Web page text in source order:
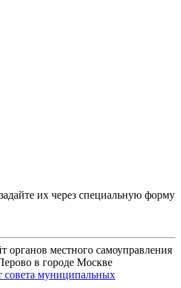
их через специальную форму
местного самоуправления
в городе Москве
совета муниципальных